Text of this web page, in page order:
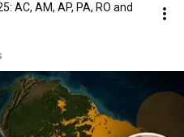
AC, AM, AP, PA, RO and